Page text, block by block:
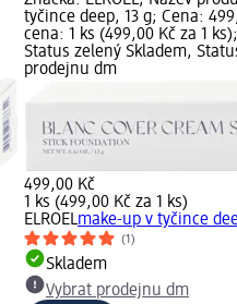
tyčince deep, 13 g; Cena:
cena: 1 ks (499,00 Kč za 1
Status zelený Skladem,
prodejnu dm
499,00 Kč
1 ks (499,00 Kč za 1 ks)
ELROELmake-up v tyčince
(1)
Skladem
Vybrat prodejnu dm